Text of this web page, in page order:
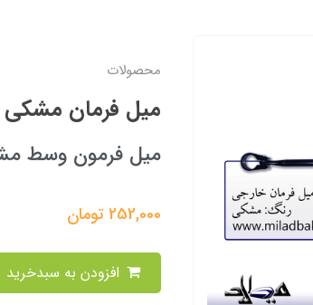
محصولات
میل فرمان مشکی
میل فرمون وسط
252,000تومان